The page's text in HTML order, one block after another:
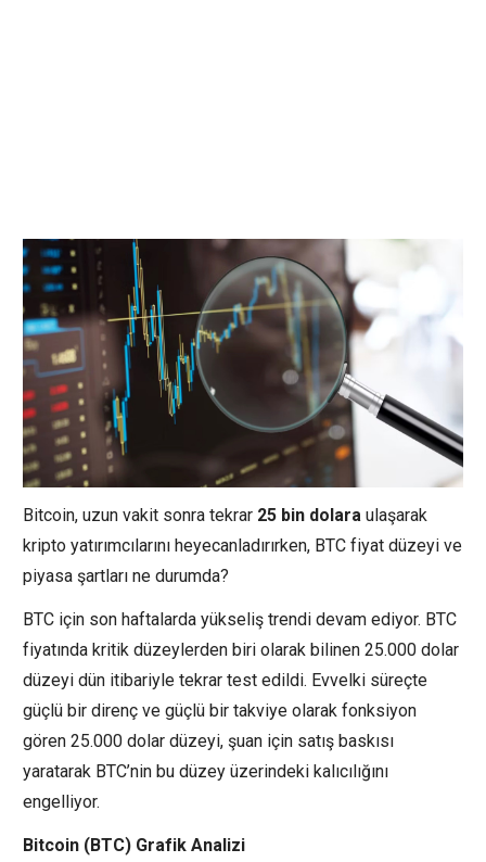
Bitcoin, uzun vakit sonra tekrar 25 bin dolara ulaşarak
kripto yatırımcılarını heyecanladırırken, BTC fiyat düzeyi ve
piyasa şartları ne durumda?
BTC için son haftalarda yükseliş trendi devam ediyor. BTC
fiyatında kritik düzeylerden biri olarak bilinen 25.000 dolar
düzeyi dün itibariyle tekrar test edildi. Evvelki süreçte
güçlü bir direnç ve güçlü bir takviye olarak fonksiyon
gören 25.000 dolar düzeyi, şuan için satış baskısı
yaratarak BTC’nin bu düzey üzerindeki kalıcılığını
engelliyor.
Bitcoin (BTC) Grafik Analizi